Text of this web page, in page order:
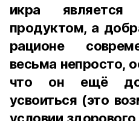
икра является
продуктом, а
рационе
весьма непросто,
что он ещё
усвоиться (это